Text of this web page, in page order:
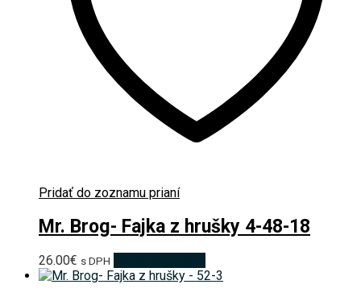
Pridať do zoznamu prianí
Mr. Brog- Fajka z hrušky 4-48-18
26.00€ s DPH